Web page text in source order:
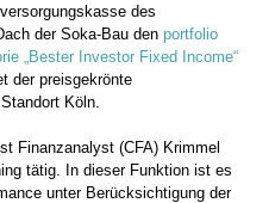
des
der Soka-Bau den portfolio
„Bester Investor Fixed Income“
der preisgekrönte
Köln.
Finanzanalyst (CFA) Krimmel
tätig. In dieser Funktion ist es
unter Berücksichtigung der